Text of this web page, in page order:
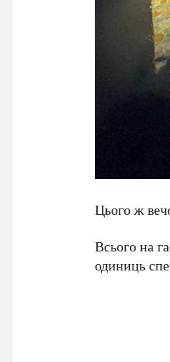
Цього ж
Всього на
одиниць